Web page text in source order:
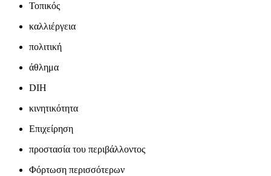
Τοπικός
καλλιέργεια
πολιτική
άθλημα
DIH
κινητικότητα
Επιχείρηση
προστασία του περιβάλλοντος
Φόρτωση περισσότερων